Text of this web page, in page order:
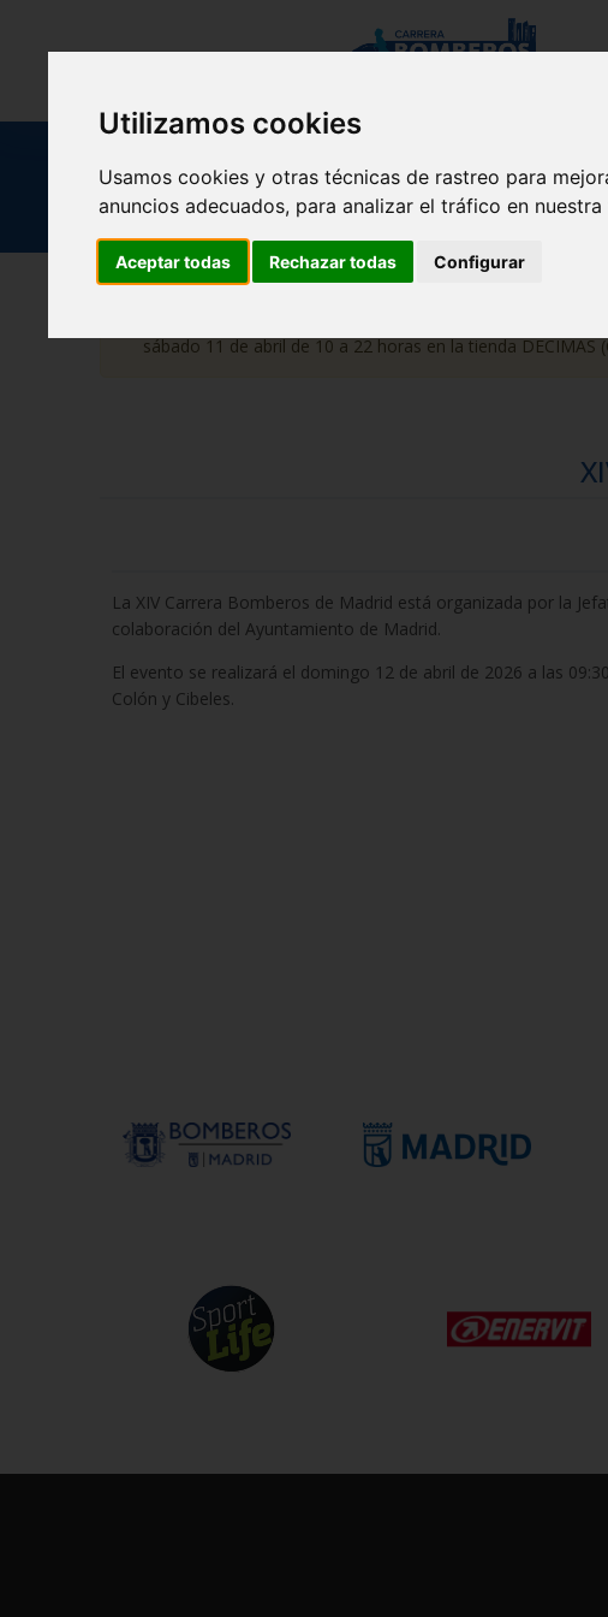
Utilizamos cookies
Usamos cookies y otras técnicas de rastreo para
anuncios adecuados, para analizar el tráfico en
Aceptar todas Rechazar todas Configurar
sábado 11 de abril de 10 a 22 horas en la tienda DECIMAS
La XIV Carrera Bomberos de Madrid está organizada por la
colaboración del Ayuntamiento de Madrid.
El evento se realizará el domingo 12 de abril de 2026 a las
Colón y Cibeles.